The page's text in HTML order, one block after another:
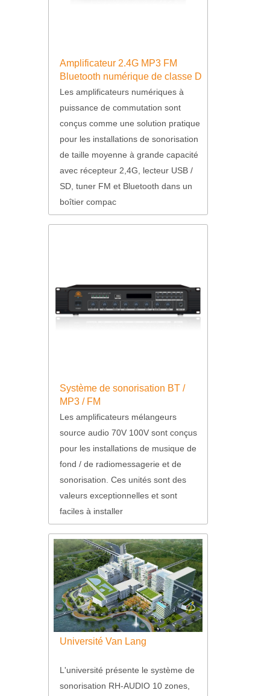
Amplificateur 2.4G MP3 FM
Bluetooth numérique de classe D
Les amplificateurs numériques à
puissance de commutation sont
conçus comme une solution pratique
pour les installations de sonorisation
de taille moyenne à grande capacité
avec récepteur 2,4G, lecteur USB /
SD, tuner FM et Bluetooth dans un
boîtier compac
Système de sonorisation BT /
MP3 / FM
Les amplificateurs mélangeurs
source audio 70V 100V sont conçus
pour les installations de musique de
fond / de radiomessagerie et de
sonorisation. Ces unités sont des
valeurs exceptionnelles et sont
faciles à installer
Université Van Lang
L'université présente le système de
sonorisation RH-AUDIO 10 zones,